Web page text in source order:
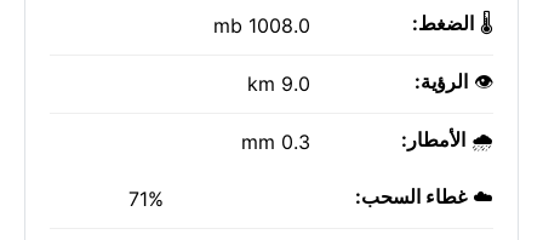
🌡️ الضغط: 1008.0 mb
👁️ الرؤية: 9.0 km
🌧️ الأمطار: 0.3 mm
☁️غطاء السحب: 71%